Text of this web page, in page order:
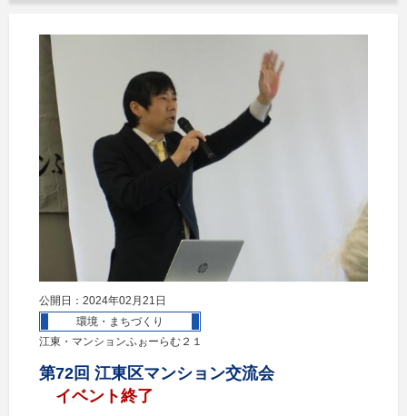
公開日：2024年02月21日
環境・まちづくり
江東・マンションふぉーらむ２１
第72回 江東区マンション交流会
イベント終了